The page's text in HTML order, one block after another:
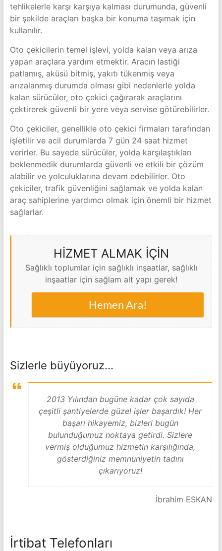
tehlikelerle karşı karşıya kalması durumunda, güvenli
bir şekilde araçları başka bir konuma taşımak için
kullanılır.
Oto çekicilerin temel işlevi, yolda kalan veya arıza
yapan araçlara yardım etmektir. Aracın lastiği
patlamış, aküsü bitmiş, yakıtı tükenmiş veya
arızalanmış durumda olması gibi nedenlerle yolda
kalan sürücüler, oto çekici çağırarak araçlarını
çektirerek güvenli bir yere veya servise götürebilirler.
Oto çekiciler, genellikle oto çekici firmaları tarafından
işletilir ve acil durumlarda 7 gün 24 saat hizmet
verirler. Bu sayede sürücüler, yolda karşılaştıkları
beklenmedik durumlarda güvenli ve etkili bir çözüm
alabilir ve yolculuklarına devam edebilirler. Oto
çekiciler, trafik güvenliğini sağlamak ve yolda kalan
araç sahiplerine yardımcı olmak için önemli bir hizmet
sağlarlar.
HİZMET ALMAK İÇİN
Sağlıklı toplumlar için sağlıklı inşaatlar, sağlıklı
inşaatlar için sağlam alt yapı gerek!
Hemen Ara!
Sizlerle büyüyoruz…
2013 Yılından bugüne kadar çok sayıda
çeşitli şantiyelerde güzel işler başardık! Her
başarı hikayemiz, bizleri bugün
bulunduğumuz noktaya getirdi. Sizlere
vermiş olduğumuz hizmetin karşılığında,
gösterdiğiniz memnuniyetin tadını
çıkarıyoruz!
İbrahim ESKAN
İrtibat Telefonları